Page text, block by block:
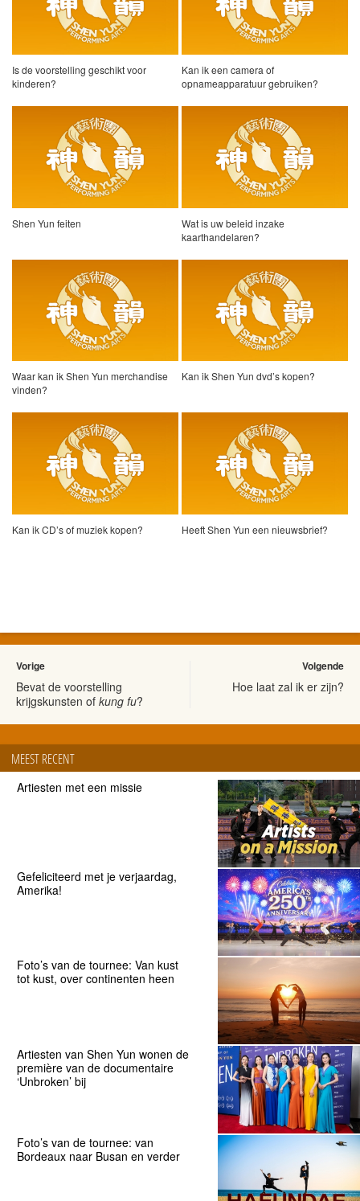
Is de voorstelling geschikt voor
kinderen?
Kan ik een camera of
opnameapparatuur gebruiken?
Shen Yun feiten
Wat is uw beleid inzake
kaarthandelaren?
Waar kan ik Shen Yun merchandise
vinden?
Kan ik Shen Yun dvd’s kopen?
Kan ik CD’s of muziek kopen? Heeft Shen Yun een nieuwsbrief?
Vorige
Bevat de voorstelling
krijgskunsten of kung fu?
Volgende
Hoe laat zal ik er zijn?
MEEST RECENT
Artiesten met een missie
Gefeliciteerd met je verjaardag,
Amerika!
Foto’s van de tournee: Van kust
tot kust, over continenten heen
Artiesten van Shen Yun wonen de
première van de documentaire
‘Unbroken’ bij
Foto’s van de tournee: van
Bordeaux naar Busan en verder